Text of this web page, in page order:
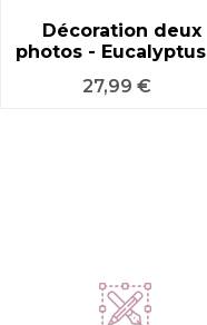
Décoration deux
photos - Eucalyptus
Prix
27,99 €